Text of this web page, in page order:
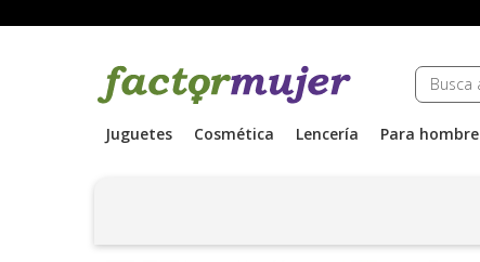
Juguetes Cosmética Lencería Para hombre